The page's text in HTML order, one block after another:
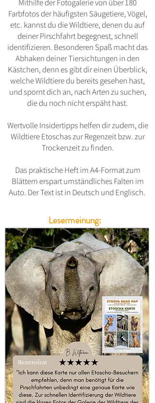
Mithilfe der Fotogalerie von über 180
Farbfotos der häufigsten Säugetiere, Vögel,
etc. kannst du die Wildtiere, denen du auf
deiner Pirschfahrt begegnest, schnell
identifizieren. Besonderen Spaß macht das
Abhaken deiner Tiersichtungen in den
Kästchen, denn es gibt dir einen Überblick,
welche Wildtiere du bereits gesehen hast,
und spornt dich an, nach Arten zu suchen,
die du noch nicht erspäht hast.
Wertvolle Insidertipps helfen dir zudem, die
Wildtiere Etoschas zur Regenzeit bzw. zur
Trockenzeit zu finden.
Das praktische Heft im A4-Format zum
Blättern erspart umständliches Falten im
Auto. Der Text ist in Deutsch und Englisch.
Lesermeinung: